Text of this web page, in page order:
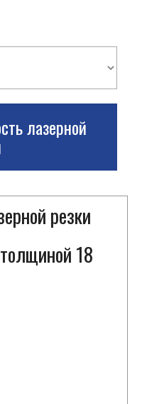
лазерной
резки
18